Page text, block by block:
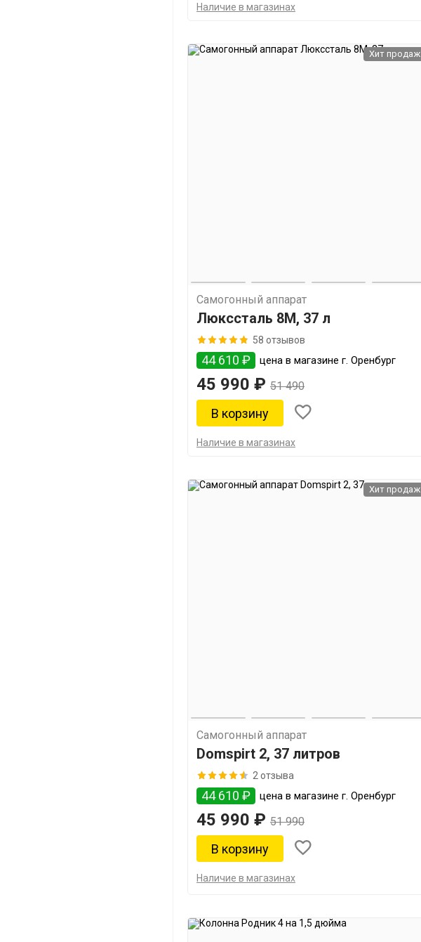
Наличие в магазинах
Хит продаж
Самогонный аппарат
Люкссталь 8М, 37 л
58 отзывов
44 610 ₽ цена в магазине г. Оренбург
45 990 ₽ 51 490
Наличие в магазинах
Хит продаж
Самогонный аппарат
Domspirt 2, 37 литров
2 отзыва
44 610 ₽ цена в магазине г. Оренбург
45 990 ₽ 51 990
Наличие в магазинах